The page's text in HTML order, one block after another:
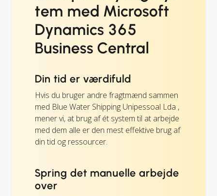
tem med Microsoft
Dynamics 365
Business Central
Din tid er værdifuld
Hvis du bruger andre fragtmænd sammen
med Blue Water Shipping Unipessoal Lda ,
mener vi, at brug af ét system til at arbejde
med dem alle er den mest effektive brug af
din tid og ressourcer.
Spring det manuelle arbejde
over